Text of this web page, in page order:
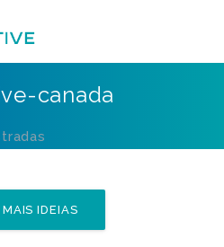
canada
IDEIAS